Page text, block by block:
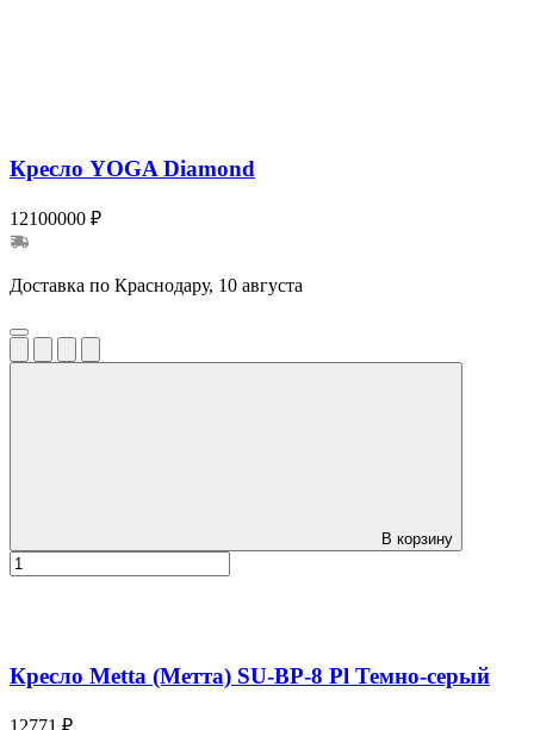
Кресло YOGA Diamond
12100000 ₽
Доставка по Краснодару, 10 августа
В корзину
Кресло Metta (Метта) SU-BP-8 Pl Темно-серый
12771 ₽